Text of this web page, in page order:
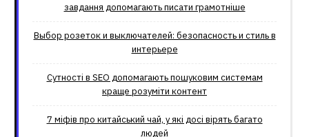
завдання допомагають писати грамотніше
Выбор розеток и выключателей: безопасность и стиль в
интерьере
Сутності в SEO допомагають пошуковим системам
краще розуміти контент
7 міфів про китайський чай, у які досі вірять багато
людей